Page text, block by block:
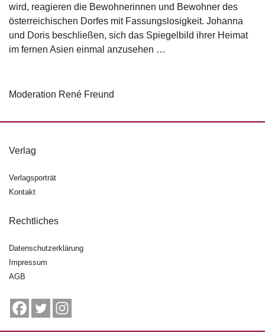
u
H
a
l
P
e
e
i
h
b
e
r
u
wird, reagieren die Bewohnerinnen und Bewohner des
österreichischen Dorfes mit Fassungslosigkeit. Johanna
und Doris beschließen, sich das Spiegelbild ihrer Heimat
im fernen Asien einmal anzusehen …
Moderation René Freund
Verlag
Verlagsporträt
Kontakt
Rechtliches
Datenschutzerklärung
Impressum
AGB